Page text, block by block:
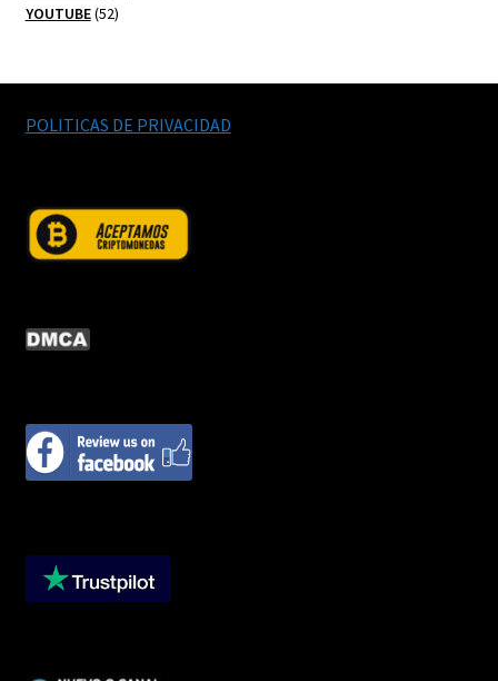
YOUTUBE 5252
POLITICAS DE PRIVACIDAD